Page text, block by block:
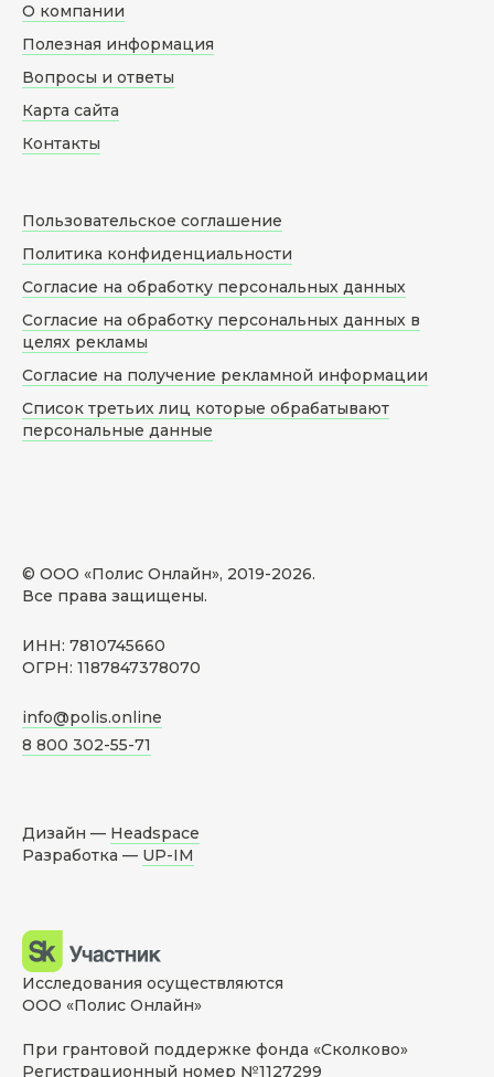
© ООО «Полис Онлайн», 2019-2026.
Все права защищены.
ИНН: 7810745660
ОГРН: 1187847378070
info@polis.online
8 800 302-55-71
О компании
Полезная информация
Вопросы и ответы
Карта сайта
Контакты
Пользовательское соглашение
Политика конфиденциальности
Согласие на обработку персональных данных
Согласие на обработку персональных данных в
целях рекламы
Согласие на получение рекламной информации
Список третьих лиц которые обрабатывают
персональные данные
Дизайн — Headspace
Разработка — UP-IM
Исследования осуществляются
ООО «Полис Онлайн»
При грантовой поддержке фонда «Сколково»
Регистрационный номер №1127299